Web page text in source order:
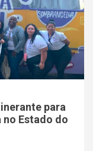
para
Estado do